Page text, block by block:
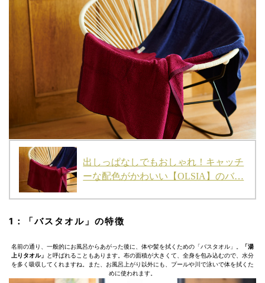
出しっぱなしでもおしゃれ！キャッチ
ーな配色がかわいい【OLSIA】のバ…
1：「バスタオル」の特徴
名前の通り、一般的にお風呂からあがった後に、体や髪を拭くための「バスタオル」。
「湯
上りタオル」
と呼ばれることもあります。布の面積が大きくて、全身を包み込むので、水分
を多く吸収してくれますね。また、お風呂上がり以外にも、プールや川で泳いで体を拭くた
めに使われます。